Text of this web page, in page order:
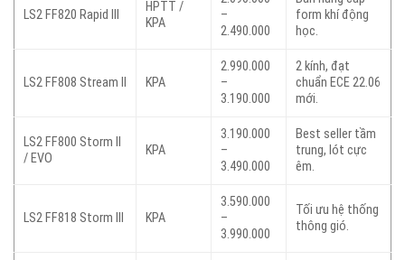
LS2 FF820 Rapid III
HPTT /
KPA
–
2.490.000
form khí động
học.
LS2 FF808 Stream II KPA
2.990.000
–
3.190.000
2 kính, đạt
chuẩn ECE 22.06
mới.
LS2 FF800 Storm II
/ EVO
KPA
3.190.000
–
3.490.000
Best seller tầm
trung, lót cực
êm.
LS2 FF818 Storm III KPA
3.590.000
–
3.990.000
Tối ưu hệ thống
thông gió.